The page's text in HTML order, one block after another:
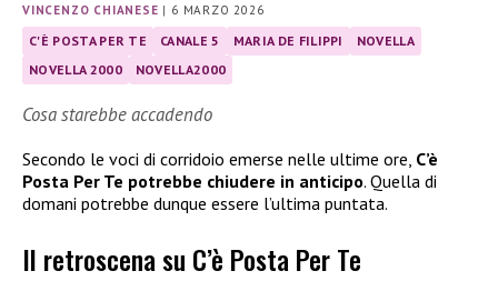
VINCENZO CHIANESE | 6 MARZO 2026
C'È POSTA PER TE CANALE 5 MARIA DE FILIPPI
NOVELLA
NOVELLA 2000
NOVELLA2000
Cosa starebbe accadendo
Secondo le voci di corridoio emerse nelle ultime ore, C’è
Posta Per Te potrebbe chiudere in anticipo. Quella di
domani potrebbe dunque essere l’ultima puntata.
Il retroscena su C’è Posta Per Te